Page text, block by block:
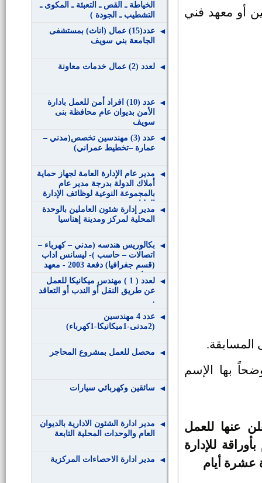
أو معهد فني
المسابقة.
بها الإسم
عنها للعمل
للإدارة
الخياطة ـ القص ـ التعبئة ـ المكوى ـ
التشطيب ـ الجودة )
عدد(15) عمال (اناث) بمستشفى
الجامعة بني سويف
لعدد (2) عمال خدمات معاونة
عدد (10) افراد أمن للعمل بادارة
الأمن بديوان عام محافظة بنى
سويف
عدد (3) مهندسين تخصص(مدني –
عمارة –تخطيط عمراني)
مدير عام الإدارة العامة لجهاز حماية
أملاك الدولة بدرجة مدير عام
بالمجموعة النوعية لوظائف الإدارة
العليا
مدير إدارة شئون العاملين بالوحدة
المحلية لمركز ومدينة إهناسيا
بكالوريس هندسه (مدني – كهرباء –
اتصالات – حاسب )- ليسانس اداب
(قسم جغرافيا) دفعة 2003 - معهد
مساحة
لعدد ( 1 ) مهندس ميكانيكا للعمل
عن طريق النقل أو الندب أو التعاقد
.
عدد 4 مهندسين
(2مدنى-1ميكانيكا-1كهرباء)
محصل للعمل بمشروع المحاجر
سائقين وكهربائي سيارات
مدير ادارة الشئون الادارية بالديوان
العام والوحدات المحلية التابعة
مدير ادارة الاحصاءات المركزية